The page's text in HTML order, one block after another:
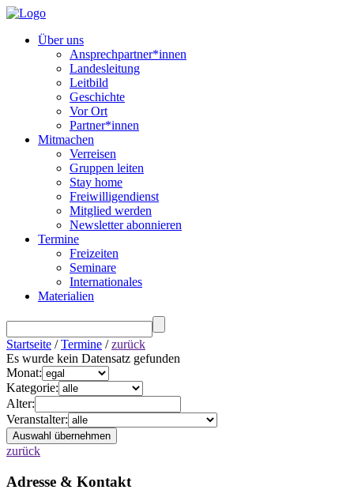
Über uns
Ansprechpartner*innen
Landesleitung
Leitbild
Geschichte
Vor Ort
Partner*innen
Mitmachen
Verreisen
Gruppen leiten
Stay home
Freiwilligendienst
Mitglied werden
Newsletter abonnieren
Termine
Freizeiten
Seminare
Internationales
Materialien
Startseite /Termine /zurück
Es wurde kein Datensatz gefunden
Monat:
Kategorie:
Alter:
Veranstalter:
zurück
Adresse & Kontakt